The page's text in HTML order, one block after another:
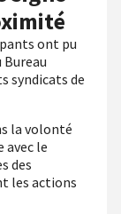
ont pu
syndicats de
la volonté
avec le
des
les actions